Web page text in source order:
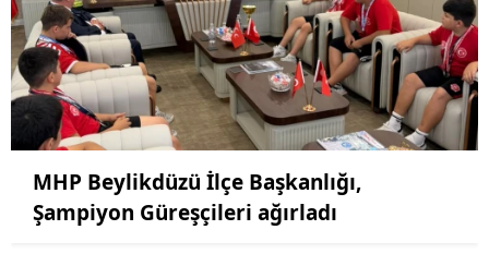
MHP Beylikdüzü İlçe Başkanlığı,
Şampiyon Güreşçileri ağırladı